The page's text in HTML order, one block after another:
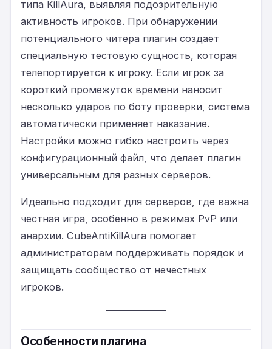
типа KillAura, выявляя подозрительную
активность игроков. При обнаружении
потенциального читера плагин создает
специальную тестовую сущность, которая
телепортируется к игроку. Если игрок за
короткий промежуток времени наносит
несколько ударов по боту проверки, система
автоматически применяет наказание.
Настройки можно гибко настроить через
конфигурационный файл, что делает плагин
универсальным для разных серверов.
Идеально подходит для серверов, где важна
честная игра, особенно в режимах PvP или
анархии. CubeAntiKillAura помогает
администраторам поддерживать порядок и
защищать сообщество от нечестных
игроков.
Особенности плагина